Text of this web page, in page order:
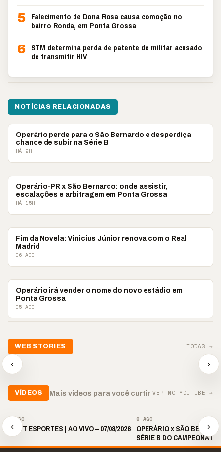
5 Falecimento de Dona Rosa causa comoção no
bairro Ronda, em Ponta Grossa
6 STM determina perda de patente de militar acusado
de transmitir HIV
NOTÍCIAS RELACIONADAS
ESPORTES
Operário perde para o São Bernardo e desperdiça
chance de subir na Série B
HÁ 9H
ESPORTES
Operário-PR x São Bernardo: onde assistir,
escalações e arbitragem em Ponta Grossa
HÁ 15H
ESPORTES
Fim da Novela: Vinicius Júnior renova com o Real
Madrid
06 AGO
ESPORTES
Operário irá vender o nome do novo estádio em
Ponta Grossa
05 AGO
WEB STORIES TODAS →
‹
📢💜 Agosto Lilás
reforça combate à
violência contra a
mulher
📢 Noite
chega
oração
›
VÍDEOS Mais vídeos para você curtir VER NO YOUTUBE →
‹
8 AGO
🎙️ BNT ESPORTES | AO VIVO – 07/08/2026
8 AGO
OPERÁRIO x SÃO
SÉRIE B DO
2026 | 19H30
›